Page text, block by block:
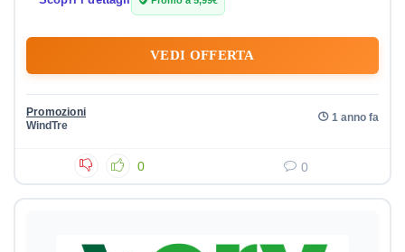
VEDI OFFERTA
Promozioni
WindTre
1 anno fa
0 0